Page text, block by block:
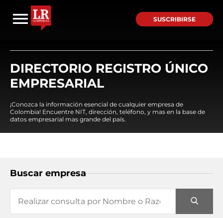
SUSCRIBIRSE
DIRECTORIO REGISTRO ÚNICO
EMPRESARIAL
¡Conozca la información esencial de cualquier empresa de
Colombia! Encuentre NIT, dirección, teléfono, y mas en la base de
datos empresarial mas grande del país.
Buscar empresa